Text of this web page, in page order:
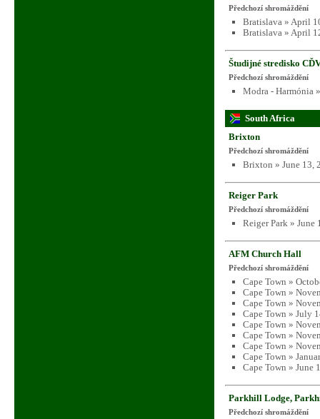
Předchozí shromáždění
Bratislava » April
Bratislava » April
Študijné stredisko
Předchozí shromáždění
Modra - Harmónia
South Africa
Brixton
Předchozí shromáždění
Brixton » June 13,
Reiger Park
Předchozí shromáždění
Reiger Park » June
AFM Church Hall
Předchozí shromáždění
Cape Town »
Cape Town »
Cape Town »
Cape Town » July
Cape Town »
Cape Town »
Cape Town »
Cape Town »
Cape Town » June
Parkhill Lodge,
Předchozí shromáždění